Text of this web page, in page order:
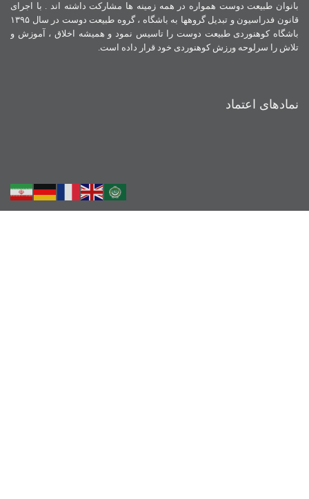
بانوان طبیعت دوست همواره در همه زمینه ها مشارکت داشته اند . با اجرای
قانون فدراسیون و تبدیل گروهها به باشگاه ، گروه طبیعت دوست در سال ۱۳۹۵
باشگاه کوهنوردی طبیعت دوست را تاسیس نمود و همیشه اخلاق ، آموزش و
تلاش را سرلوحه ورزش کوهنوردی خود قرار داده است.
نمادهای اعتماد